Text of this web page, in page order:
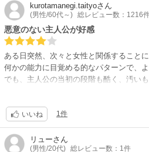
kurotamanegi.taityoさん
(男性/60代～) 総レビュー数：1216
悪意のない主人公が好感
ある日突然、次々と女性と関係すること
何かの能力に目覚める的なパターンで、
でも、主人公の当初の段階も酷く、汚い
てる人間であることがいいですね。復讐
った特殊能力もも積極的に利用しようと
女性達と関係していくというところが、
作品です。そのままの展開で進むといいの
いいね 1件
リューさん
(男性/20代) 総レビュー数：1件